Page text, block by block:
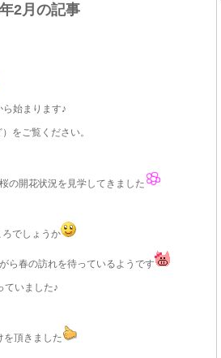
2月の記事
始まります♪
をご覧ください。
の開花状況を見学してきました
でしょうか
ら春の訪れを待っているようです
ていました♪
を頂きました